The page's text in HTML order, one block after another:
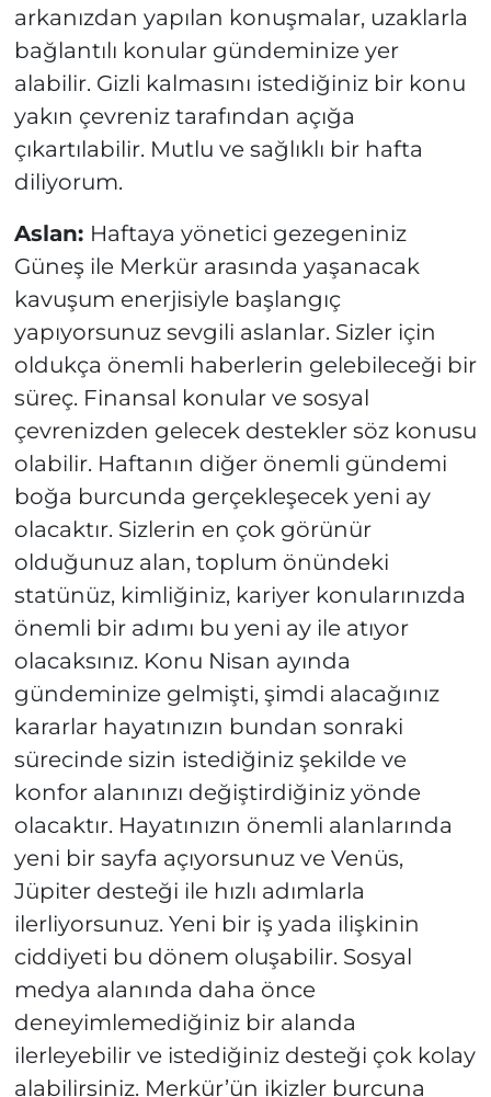
arkanızdan yapılan konuşmalar, uzaklarla
bağlantılı konular gündeminize yer
alabilir. Gizli kalmasını istediğiniz bir konu
yakın çevreniz tarafından açığa
çıkartılabilir. Mutlu ve sağlıklı bir hafta
diliyorum.
Aslan: Haftaya yönetici gezegeniniz
Güneş ile Merkür arasında yaşanacak
kavuşum enerjisiyle başlangıç
yapıyorsunuz sevgili aslanlar. Sizler için
oldukça önemli haberlerin gelebileceği bir
süreç. Finansal konular ve sosyal
çevrenizden gelecek destekler söz konusu
olabilir. Haftanın diğer önemli gündemi
boğa burcunda gerçekleşecek yeni ay
olacaktır. Sizlerin en çok görünür
olduğunuz alan, toplum önündeki
statünüz, kimliğiniz, kariyer konularınızda
önemli bir adımı bu yeni ay ile atıyor
olacaksınız. Konu Nisan ayında
gündeminize gelmişti, şimdi alacağınız
kararlar hayatınızın bundan sonraki
sürecinde sizin istediğiniz şekilde ve
konfor alanınızı değiştirdiğiniz yönde
olacaktır. Hayatınızın önemli alanlarında
yeni bir sayfa açıyorsunuz ve Venüs,
Jüpiter desteği ile hızlı adımlarla
ilerliyorsunuz. Yeni bir iş yada ilişkinin
ciddiyeti bu dönem oluşabilir. Sosyal
medya alanında daha önce
deneyimlemediğiniz bir alanda
ilerleyebilir ve istediğiniz desteği çok kolay
alabilirsiniz. Merkür’ün ikizler burcuna